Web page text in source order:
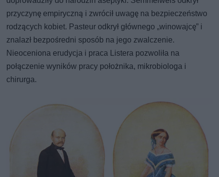
przyczynę empiryczną i zwrócił uwagę na bezpieczeństwo
rodzących kobiet. Pasteur odkrył głównego „winowajcę” i
znalazł bezpośredni sposób na jego zwalczenie.
Nieoceniona erudycja i praca Listera pozwoliła na
połączenie wyników pracy położnika, mikrobiologa i
chirurga.